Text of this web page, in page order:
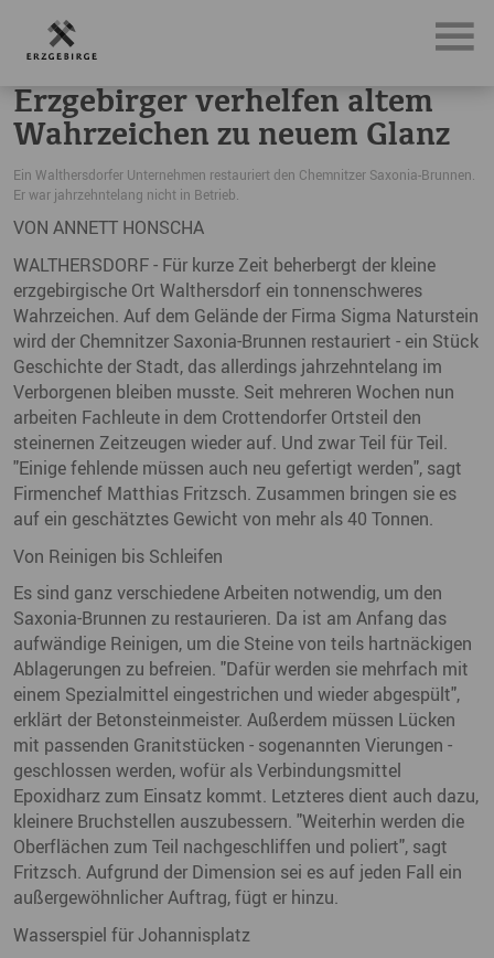
News, Neuigkeiten & Nachrichten aus dem Erzgebirge
Erzgebirger verhelfen altem
Wahrzeichen zu neuem Glanz
Ein Walthersdorfer Unternehmen restauriert den Chemnitzer Saxonia-Brunnen.
Er war jahrzehntelang nicht in Betrieb.
VON ANNETT HONSCHA
WALTHERSDORF - Für kurze Zeit beherbergt der kleine
erzgebirgische Ort Walthersdorf ein tonnenschweres
Wahrzeichen. Auf dem Gelände der Firma Sigma Naturstein
wird der Chemnitzer Saxonia-Brunnen restauriert - ein Stück
Geschichte der Stadt, das allerdings jahrzehntelang im
Verborgenen bleiben musste. Seit mehreren Wochen nun
arbeiten Fachleute in dem Crottendorfer Ortsteil den
steinernen Zeitzeugen wieder auf. Und zwar Teil für Teil.
"Einige fehlende müssen auch neu gefertigt werden", sagt
Firmenchef Matthias Fritzsch. Zusammen bringen sie es
auf ein geschätztes Gewicht von mehr als 40 Tonnen.
Von Reinigen bis Schleifen
Es sind ganz verschiedene Arbeiten notwendig, um den
Saxonia-Brunnen zu restaurieren. Da ist am Anfang das
aufwändige Reinigen, um die Steine von teils hartnäckigen
Ablagerungen zu befreien. "Dafür werden sie mehrfach mit
einem Spezialmittel eingestrichen und wieder abgespült",
erklärt der Betonsteinmeister. Außerdem müssen Lücken
mit passenden Granitstücken - sogenannten Vierungen -
geschlossen werden, wofür als Verbindungsmittel
Epoxidharz zum Einsatz kommt. Letzteres dient auch dazu,
kleinere Bruchstellen auszubessern. "Weiterhin werden die
Oberflächen zum Teil nachgeschliffen und poliert", sagt
Fritzsch. Aufgrund der Dimension sei es auf jeden Fall ein
außergewöhnlicher Auftrag, fügt er hinzu.
Wasserspiel für Johannisplatz